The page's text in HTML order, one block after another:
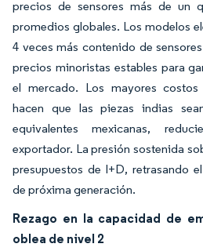
precios de sensores más de un
promedios globales. Los modelos
4 veces más contenido de
precios minoristas estables para
el mercado. Los mayores
hacen que las piezas indias
equivalentes mexicanas,
exportador. La presión sostenida
presupuestos de I+D, retrasando
de próxima generación.
Rezago en la capacidad de
oblea de nivel 2